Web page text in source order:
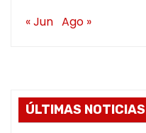
« Jun Ago »
ÚLTIMAS NOTICIAS